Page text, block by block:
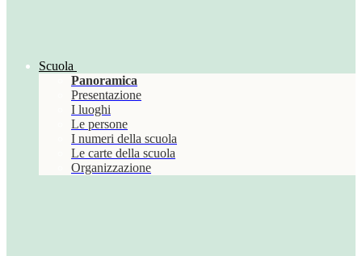
Scuola
Panoramica
Presentazione
I luoghi
Le persone
I numeri della scuola
Le carte della scuola
Organizzazione